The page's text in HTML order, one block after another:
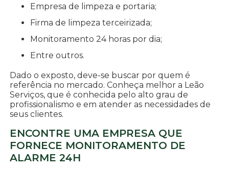
empresa de limpeza e portaria;
firma de limpeza terceirizada;
monitoramento 24 horas por dia;
entre outros.
Dado o exposto, deve-se buscar por quem é
referência no mercado. Conheça melhor a Leão
Serviços, que é conhecida pelo alto grau de
profissionalismo e em atender as necessidades de
seus clientes.
ENCONTRE UMA EMPRESA QUE
FORNECE MONITORAMENTO DE
ALARME 24H